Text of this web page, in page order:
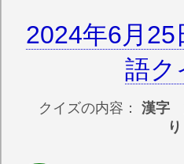
2024年6月25
語ク
クイズの内容： 漢字
り